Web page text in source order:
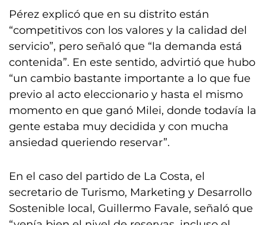
Pérez explicó que en su distrito están
“competitivos con los valores y la calidad del
servicio”, pero señaló que “la demanda está
contenida”. En este sentido, advirtió que hubo
“un cambio bastante importante a lo que fue
previo al acto eleccionario y hasta el mismo
momento en que ganó Milei, donde todavía la
gente estaba muy decidida y con mucha
ansiedad queriendo reservar”.
En el caso del partido de La Costa, el
secretario de Turismo, Marketing y Desarrollo
Sostenible local, Guillermo Favale, señaló que